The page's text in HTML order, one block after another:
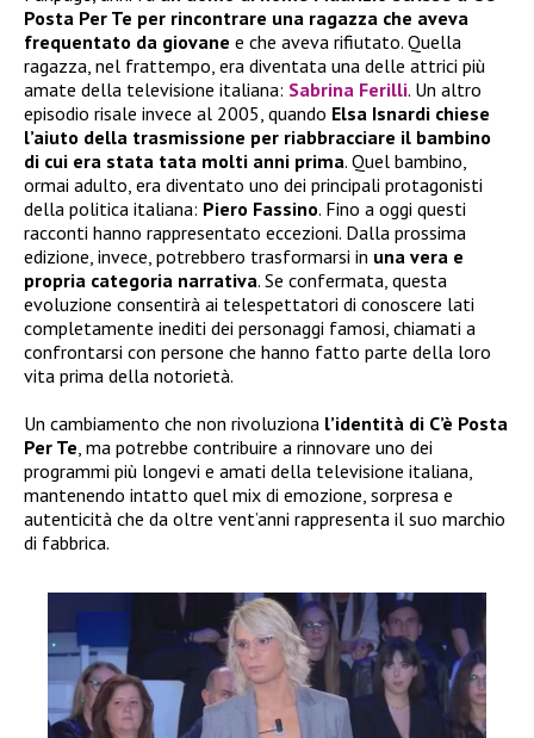
Posta Per Te per rincontrare una ragazza che aveva
frequentato da giovane e che aveva rifiutato. Quella
ragazza, nel frattempo, era diventata una delle attrici più
amate della televisione italiana: Sabrina Ferilli. Un altro
episodio risale invece al 2005, quando Elsa Isnardi chiese
l’aiuto della trasmissione per riabbracciare il bambino
di cui era stata tata molti anni prima. Quel bambino,
ormai adulto, era diventato uno dei principali protagonisti
della politica italiana: Piero Fassino. Fino a oggi questi
racconti hanno rappresentato eccezioni. Dalla prossima
edizione, invece, potrebbero trasformarsi in una vera e
propria categoria narrativa. Se confermata, questa
evoluzione consentirà ai telespettatori di conoscere lati
completamente inediti dei personaggi famosi, chiamati a
confrontarsi con persone che hanno fatto parte della loro
vita prima della notorietà.
Un cambiamento che non rivoluziona l’identità di C’è Posta
Per Te, ma potrebbe contribuire a rinnovare uno dei
programmi più longevi e amati della televisione italiana,
mantenendo intatto quel mix di emozione, sorpresa e
autenticità che da oltre vent’anni rappresenta il suo marchio
di fabbrica.